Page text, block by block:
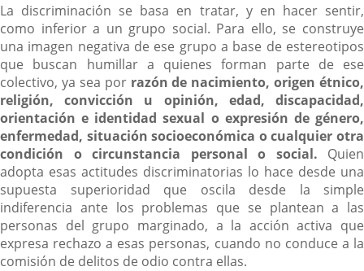
La discriminación se basa en tratar, y en hacer sentir,
como inferior a un grupo social. Para ello, se construye
una imagen negativa de ese grupo a base de estereotipos
que buscan humillar a quienes forman parte de ese
colectivo, ya sea por razón de nacimiento, origen étnico,
religión, convicción u opinión, edad, discapacidad,
orientación e identidad sexual o expresión de género,
enfermedad, situación socioeconómica o cualquier otra
condición o circunstancia personal o social. Quien
adopta esas actitudes discriminatorias lo hace desde una
supuesta superioridad que oscila desde la simple
indiferencia ante los problemas que se plantean a las
personas del grupo marginado, a la acción activa que
expresa rechazo a esas personas, cuando no conduce a la
comisión de delitos de odio contra ellas.